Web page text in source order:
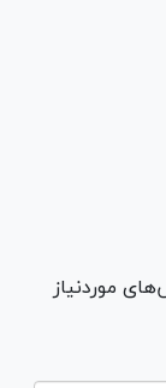
موردنیاز